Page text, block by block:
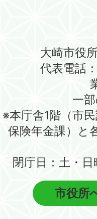
大崎市役
代表電話
一
※本庁舎1階（市
保険年金課）と
閉庁日：土・
市役所